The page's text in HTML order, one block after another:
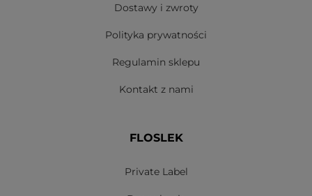
Dostawy i zwroty
Polityka prywatności
Regulamin sklepu
Kontakt z nami
FLOSLEK
Private Label